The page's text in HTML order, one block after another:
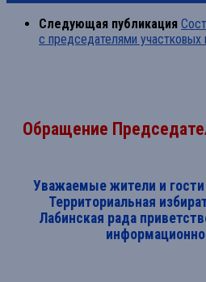
Следующая публикация
с председателями участковых
Обращение
Уважаемые жители и гости
Территориальная
Лабинская рада